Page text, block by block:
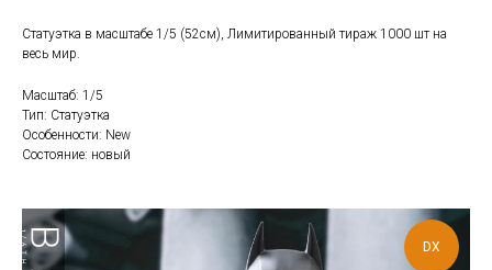
Статуэтка в масштабе 1/5 (52см), Лимитированный тираж 1000 шт на
весь мир.
Масштаб: 1/5
Тип: Статуэтка
Особенности: New
Состояние: новый
DX